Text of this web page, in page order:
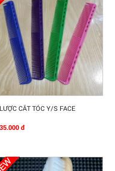
Mua Ngay
LƯỢC CẮT TÓC Y/S FACE
35.000 đ